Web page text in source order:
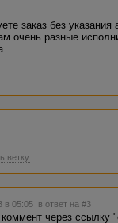
заказ без
очень разные
ветку
в 05:05 в ответ на #3
через ссылку